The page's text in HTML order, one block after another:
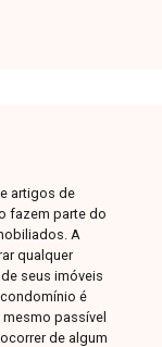
artigos de
fazem parte do
A
qualquer
seus imóveis
é
passível
de algum